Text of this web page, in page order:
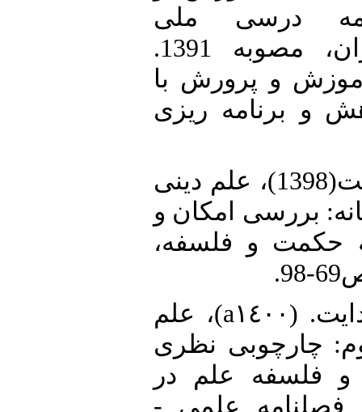
برنامه درسی ملی
جمهوری اسلامی ایران، مصوبه 1391.
و پرورش با
و برنامه ریزی
10. • سجادی، سیدهدایت(1398)، علم دینی
بررسی امکان و
حکمت و فلسفه،
11. • سجادی، سید هدایت. (a١٤٠٠)، علم
چارچوبی نظری
و فلسفه علم در
فصلنامه علمی -